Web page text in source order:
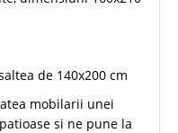
de 140x200 cm
mobilarii unei
si ne pune la